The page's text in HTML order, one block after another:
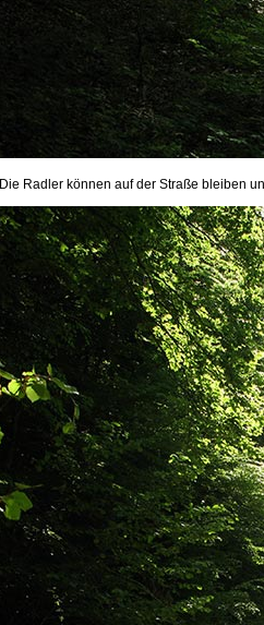
Die Radler können auf der Straße bleiben